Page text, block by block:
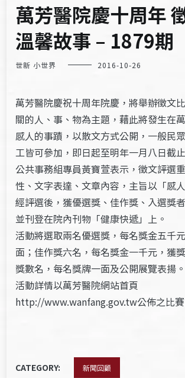
萬芳醫院慶十周年
溫馨故事 – 1879期
世新 小世界 2016-10-26
萬芳醫院慶祝十周年院慶，將舉辦徵文
關的人、事、物為主題，藉此將發生在
感人的事蹟，以散文方式公開，一般民
工皆可參加，即日起至明年一月八日截
公共事務組專員黃寶萱表示，徵文評選
性、文字表達、文章內容，主旨以「感
經評選後，獲優選獎、佳作獎、入選獎
並刊登在院內刊物「健康快遞」上。
活動將選取兩名優選獎，每名獎金五千
面；佳作獎六名，每名獎金一千元，獲
獎數名，每名獎牌一面及公開展覽表揚。
活動詳情以萬芳醫院網站首頁
http://www.wanfang.gov.tw公佈之比賽
CATEGORY: 新聞回顧